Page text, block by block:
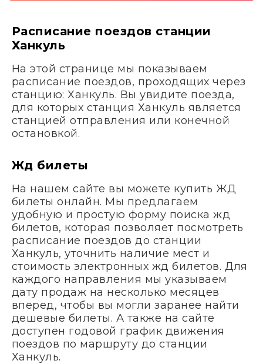
Расписание поездов станции
Ханкуль
На этой странице мы показываем
расписание поездов, проходящих через
станцию: Ханкуль. Вы увидите поезда,
для которых станция Ханкуль является
станцией отправления или конечной
остановкой.
Жд билеты
На нашем сайте вы можете купить ЖД
билеты онлайн. Мы предлагаем
удобную и простую форму поиска жд
билетов, которая позволяет посмотреть
расписание поездов до станции
Ханкуль, уточнить наличие мест и
стоимость электронных жд билетов. Для
каждого направления мы указываем
дату продаж на несколько месяцев
вперед, чтобы вы могли заранее найти
дешевые билеты. А также на сайте
доступен годовой график движения
поездов по маршруту до станции
Ханкуль.